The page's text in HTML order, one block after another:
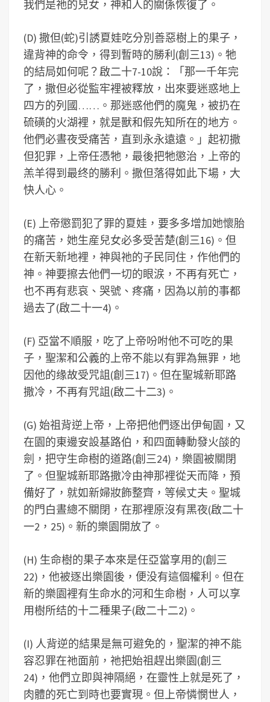
我們是祂的兒女，神和人的關係恢復了。
(D) 撒但(蛇)引誘夏娃吃分別善惡樹上的果子，
違背神的命令，得到暫時的勝利(創三13)。牠
的結局如何呢？啟二十7-10說：「那一千年完
了，撒但必從監牢裡被釋放，出來要迷惑地上
四方的列國……。那迷惑他們的魔鬼，被扔在
硫磺的火湖裡，就是獸和假先知所在的地方。
他們必晝夜受痛苦，直到永永遠遠。」起初撒
但犯罪，上帝任憑牠，最後把牠懲治，上帝的
羔羊得到最终的勝利。撒但落得如此下場，大
快人心。
(E) 上帝懲罰犯了罪的夏娃，要多多增加她懷胎
的痛苦，她生産兒女必多受苦楚(創三16)。但
在新天新地裡，神與祂的子民同住，作他們的
神。神要擦去他們一切的眼涙，不再有死亡，
也不再有悲哀、哭號、疼痛，因為以前的事都
過去了(啟二十一4)。
(F) 亞當不順服，吃了上帝吩咐他不可吃的果
子，聖潔和公義的上帝不能以有罪為無罪，地
因他的缘故受咒詛(創三17)。但在聖城新耶路
撒冷，不再有咒詛(啟二十二3)。
(G) 始祖背逆上帝，上帝把他們逐出伊甸園，又
在園的東邊安設基路伯，和四面轉動發火燄的
劍，把守生命樹的道路(創三24)，樂園被關閉
了。但聖城新耶路撒冷由神那裡從天而降，預
備好了，就如新婦妝飾整齊，等候丈夫。聖城
的門白晝總不關閉，在那裡原沒有黑夜(啟二十
一2，25)。新的樂園開放了。
(H) 生命樹的果子本來是任亞當享用的(創三
22)，他被逐出樂園後，便没有這個權利。但在
新的樂園裡有生命水的河和生命樹，人可以享
用樹所结的十二種果子(啟二十二2)。
(I) 人背逆的結果是無可避免的，聖潔的神不能
容忍罪在祂面前，祂把始祖趕出樂園(創三
24)，他們立即與神隔絕，在靈性上就是死了，
肉體的死亡到時也要實現。但上帝憐憫世人，